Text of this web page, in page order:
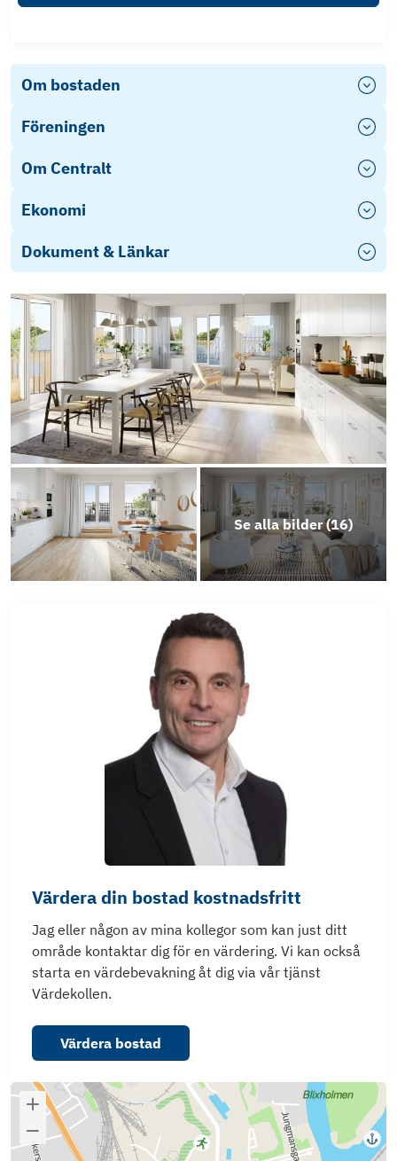
Om bostaden
Föreningen
Om Centralt
Ekonomi
Dokument & Länkar
Energideklaration
Stadgar
alt. Planlösning, lgh 14
Planlösning, lgh 14 med allrum
Årsredovisning
Erbjudande LF Bank
Se alla bilder (16)
Värdera din bostad kostnadsfritt
Jag eller någon av mina kollegor som kan just ditt
område kontaktar dig för en värdering. Vi kan också
starta en värdebevakning åt dig via vår tjänst
Värdekollen.
Värdera bostad